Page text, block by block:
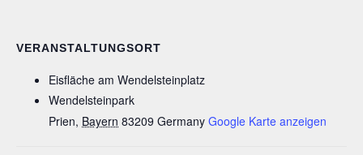
VERANSTALTUNGSORT
Eisfläche am Wendelsteinplatz
Wendelsteinpark
Prien, Bayern 83209 Germany Google Karte anzeigen